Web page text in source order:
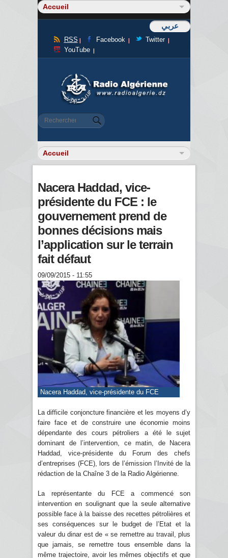
عربي
RSS Facebook
Twitter
YouTube
Formulaire de recherche
Rechercher
Nacera Haddad, vice-
présidente du FCE : le
gouvernement prend de
bonnes décisions mais
l’application sur le terrain
fait défaut
09/09/2015 - 11:55
Nacera Haddad, vice-présidente du FCE
La difficile conjoncture financière et les moyens d’y
faire face et de construire une économie moins
dépendante des cours pétroliers a été le sujet
dominant de l’intervention, ce matin, de Nacera
Haddad, vice-présidente du Forum des chefs
d’entreprises (FCE), lors de l’émission l’Invité de la
rédaction de la Chaîne 3 de la Radio Algérienne.
La représentante du FCE a commencé son
intervention en soulignant que la seule alternative
possible face à la baisse des recettes pétrolières et
ses conséquences sur le budget de l’Etat et la
valeur du dinar est de « se remettre au travail, plus
que jamais, se remettre tous ensemble dans la
même trajectoire, avoir les mêmes objectifs et que